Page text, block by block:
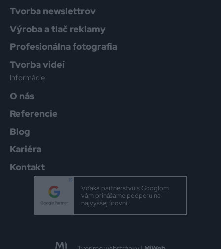
Tvorba newslettrov
Výroba a tlač reklamy
Profesionálna fotografia
Tvorba videí
Informácie
O nás
Referencie
Blog
Kariéra
Kontakt
Vďaka partnerstvu s Googlom
vám prinášame podporu na
najvyššej úrovni.